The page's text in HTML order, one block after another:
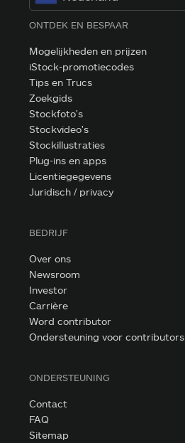
ONTDEK EN BESPAAR
Mogelijkheden en prijzen
iStock-promotiecodes
Tips en Trucs
Zoekgids
Stockfoto's
Stockvideo's
Stockillustraties
Plug-ins en apps
Licentiegegevens
Juridisch / privacy
BEDRIJF
Over ons
Newsroom
Investor
Carrière
Word contributor
Ondersteuning voor contributors
ONDERSTEUNING
Contact
FAQ
Sitemap